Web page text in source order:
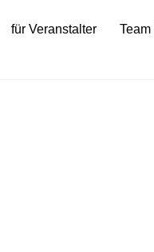
für Veranstalter Team